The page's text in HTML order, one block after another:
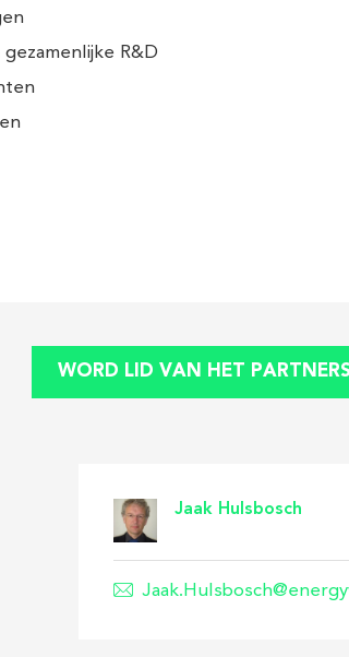
R&D
WORD LID VAN HET
Jaak Hulsbosch